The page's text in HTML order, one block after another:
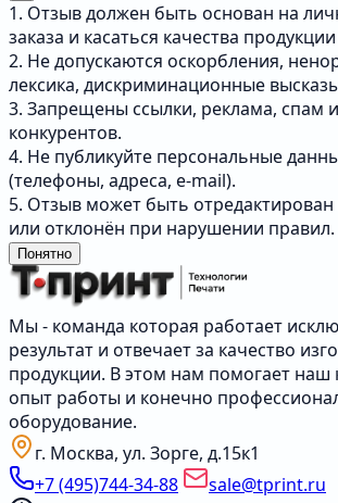
1. Отзыв должен быть основан на
заказа и касаться качества
2. Не допускаются оскорбления,
лексика, дискриминационные
3. Запрещены ссылки, реклама, спам
конкурентов.
4. Не публикуйте персональные
(телефоны, адреса, e-mail).
5. Отзыв может быть
или отклонён при нарушении правил.
Понятно
Мы - команда которая работает
результат и отвечает за качество
продукции. В этом нам помогает наш
опыт работы и конечно
оборудование.
г. Москва, ул. Зорге, д.15к1
+7 (495)744-34-88
sale@tprint.ru